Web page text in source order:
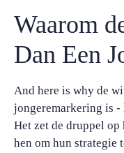
Waarom
Dan Een
And here is why de
jongeremarkering is -
Het zet de druppel
hen om hun strategie